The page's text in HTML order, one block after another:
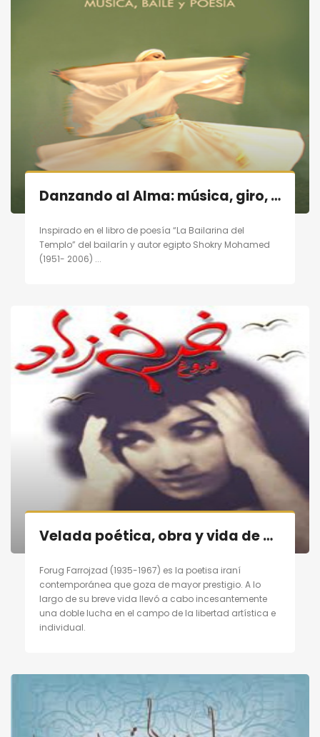
Danzando al Alma: música, giro, poesía en Madrid el 19/11/11
Inspirado en el libro de poesía “La Bailarina del
Templo” del bailarín y autor egipto Shokry Mohamed
(1951- 2006) ...
Velada poética, obra y vida de poetisa contemporánea persa «Forugh Farrojzad» en Madrid el 29/10/11
Forug Farrojzad (1935-1967) es la poetisa iraní
contemporánea que goza de mayor prestigio. A lo
largo de su breve vida llevó a cabo incesantemente
una doble lucha en el campo de la libertad artística e
individual.